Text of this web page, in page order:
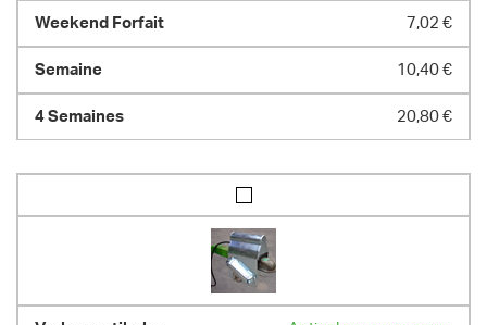
7,02 €
10,40 €
20,80 €